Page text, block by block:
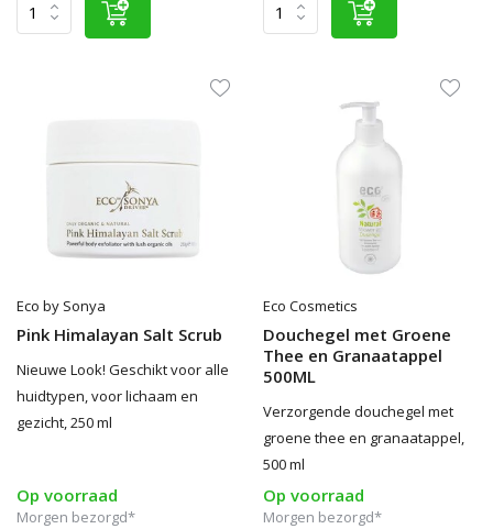
Eco by Sonya
Pink Himalayan Salt Scrub
Nieuwe Look! Geschikt voor alle
huidtypen, voor lichaam en
gezicht, 250 ml
Op voorraad
Morgen bezorgd*
Eco Cosmetics
Douchegel met Groene
Thee en Granaatappel
500ML
Verzorgende douchegel met
groene thee en granaatappel,
500 ml
Op voorraad
Morgen bezorgd*